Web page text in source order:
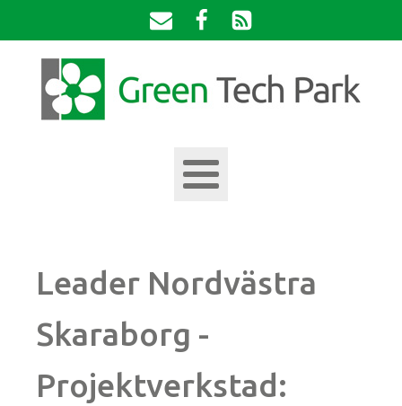
Leader Nordvästra
Skaraborg -
Projektverkstad: